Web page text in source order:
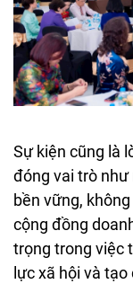
Sự kiện cũng là
đóng vai trò như
bền vững,
cộng đồng
trọng trong việc
lực xã hội và